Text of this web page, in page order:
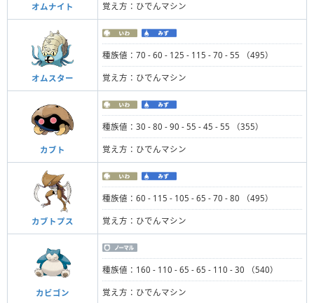
オムナイト 覚え方：ひでんマシン
オムスター
種族値：70 - 60 - 125 - 115 - 70 - 55 （495）
覚え方：ひでんマシン
カブト
種族値：30 - 80 - 90 - 55 - 45 - 55 （355）
覚え方：ひでんマシン
カブトプス
種族値：60 - 115 - 105 - 65 - 70 - 80 （495）
覚え方：ひでんマシン
カビゴン
種族値：160 - 110 - 65 - 65 - 110 - 30 （540）
覚え方：ひでんマシン